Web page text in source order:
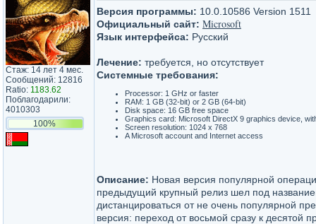
Стаж: 14 лет 4 мес.
Сообщений: 12816
Ratio: 1183.62
Поблагодарили:
4010303
100%
Версия программы: 10.0.10586 Version 1511
Официальный сайт: Microsoft
Язык интерфейса: Русский
Лечение: требуется, но отсутствует
Системные требования:
Processor: 1 GHz or faster
RAM: 1 GB (32-bit) or 2 GB (64-bit)
Disk space: 16 GB free space
Graphics card: Microsoft DirectX 9 graphics device,
Screen resolution: 1024 x 768
A Microsoft account and Internet access
Описание: Новая версия популярной
предыдущий крупный релиз шел под
дистанцироваться от не очень популярной
версия: переход от восьмой сразу к десятой